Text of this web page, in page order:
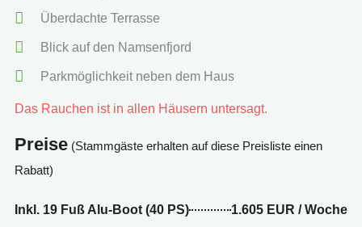
Überdachte Terrasse
Blick auf den Namsenfjord
Parkmöglichkeit neben dem Haus
Das Rauchen ist in allen Häusern untersagt.
Preise(Stammgäste erhalten auf diese Preisliste einen
Rabatt)
Inkl. 19 Fuß Alu-Boot (40 PS) 1.605 EUR / Woche